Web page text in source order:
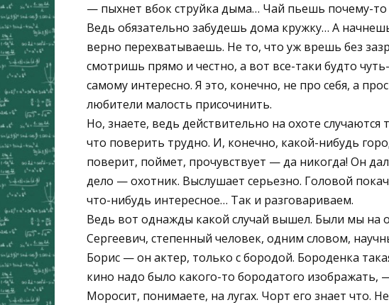
— пыхнет вбок струйка дыма… Чай пьешь почему-то
Ведь обязательно забудешь дома кружку… А
верно перехватываешь. Не то, что уж врешь без
смотришь прямо и честно, а вот все-таки будто
самому интересно. Я это, конечно, не про себя, а
любители малость присочинить.
Но, знаете, ведь действительно на охоте
что поверить трудно. И, конечно, какой-нибудь
поверит, поймет, прочувствует — да никогда! Он
дело — охотник. Выслушает серьезно. Головой
что-нибудь интересное… Так и разговариваем.
Ведь вот однажды какой случай вышел. Были мы на
Сергеевич, степенный человек, одним словом,
Борис — он актер, только с бородой. Бороденка
кино надо было какого-то бородатого изображать,
Моросит, понимаете, на лугах. Чорт его знает что.